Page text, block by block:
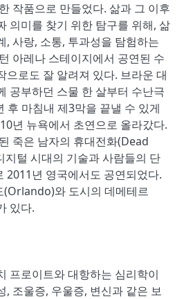
작품으로 만들었다. 삶과 그 이후
의미를 찾기 위한 탐구를 위해, 삶
, 사랑, 소통, 투과성을 탐험하는
아레나 스테이지에서 공연된 수
으로도 잘 알려져 있다. 브라운 대
공부하던 스물 한 살부터 수난극
후 마침내 제3막을 끝낼 수 있게
년 뉴욕에서 초연으로 올라갔다.
죽은 남자의 휴대전화(Dead
지털 시대의 기술과 사람들의 단
2011년 영국에서도 공연되었다.
(Orlando)와 도시의 데메테르
있다.
프로이트와 대항하는 심리학이
, 조울증, 우울증, 변신과 같은 보